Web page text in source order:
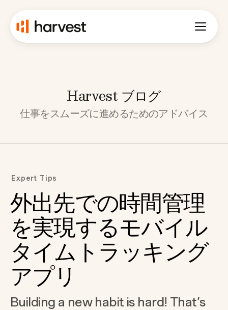
Harvest ブログ
仕事をスムーズに進めるためのアドバイス
Expert Tips
外出先での時間管理
を実現するモバイル
タイムトラッキング
アプリ
Building a new habit is hard! That’s